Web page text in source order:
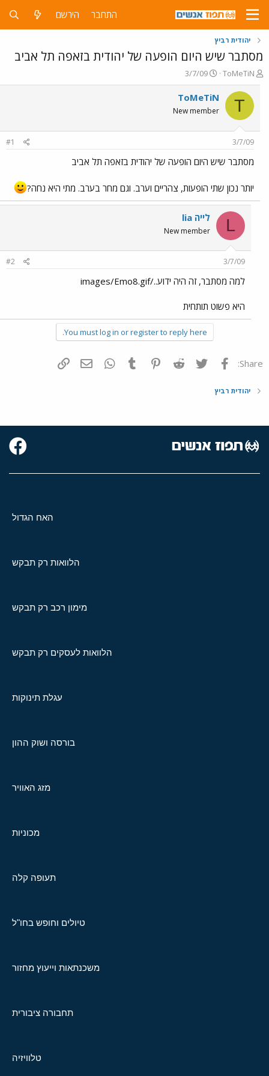
התחבר הירשם
יהודית רביץ
מסתבר שיש היום הופעה של יהודית בזאפה תל אביב
פ
ו
ת
ח
ה
ו
ש
א
ToMeTiN
פ
ו
ר
ס
ם
ר
3/7/09
T
ToMeTiN
New member
3/7/09
#1
מסתבר שיש היום הופעה של יהודית בזאפה תל אביב
יותר נכון שתי הופעות, צהריים וערב. וגם מחר בערב. מתי היא נחה?
L lia לייה
New member
3/7/09
#2
למה מסתבר, זה היה ידוע../images/Emo8.gif
היא פשוט תותחית
You must log in or register to reply here.
Share: פייסבוק Twitter
Reddit
Pinterest
Tumblr
WhatsAppדואר אלקטרוני
יהודית רביץ
האח הגדול
הלוואות רק תבקש
מימון רכב רק תבקש
הלוואות לעסקים רק תבקש
עגלת תינוקות
בורסה ושוק ההון
מזג האוויר
מכוניות
תעופה קלה
טיולים וחופש בחו"ל
משכנתאות וייעוץ מחזור
תחבורה ציבורית
טלוויזיה